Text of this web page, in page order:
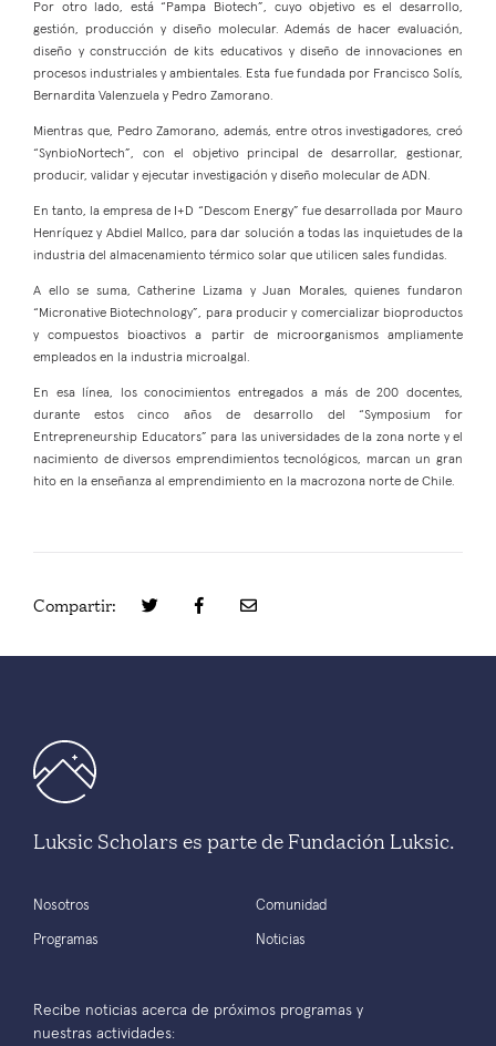
Por otro lado, está “Pampa Biotech”, cuyo objetivo es el desarrollo,
gestión, producción y diseño molecular. Además de hacer evaluación,
diseño y construcción de kits educativos y diseño de innovaciones en
procesos industriales y ambientales. Esta fue fundada por Francisco Solís,
Bernardita Valenzuela y Pedro Zamorano.
Mientras que, Pedro Zamorano, además, entre otros investigadores, creó
“SynbioNortech”, con el objetivo principal de desarrollar, gestionar,
producir, validar y ejecutar investigación y diseño molecular de ADN.
En tanto, la empresa de I+D “Descom Energy” fue desarrollada por Mauro
Henríquez y Abdiel Mallco, para dar solución a todas las inquietudes de la
industria del almacenamiento térmico solar que utilicen sales fundidas.
A ello se suma, Catherine Lizama y Juan Morales, quienes fundaron
“Micronative Biotechnology”, para producir y comercializar bioproductos
y compuestos bioactivos a partir de microorganismos ampliamente
empleados en la industria microalgal.
En esa línea, los conocimientos entregados a más de 200 docentes,
durante estos cinco años de desarrollo del “Symposium for
Entrepreneurship Educators” para las universidades de la zona norte y el
nacimiento de diversos emprendimientos tecnológicos, marcan un gran
hito en la enseñanza al emprendimiento en la macrozona norte de Chile.
Compartir:
Luksic Scholars es parte de Fundación Luksic.
Nosotros
Programas
Comunidad
Noticias
Recibe noticias acerca de próximos programas y
nuestras actividades: